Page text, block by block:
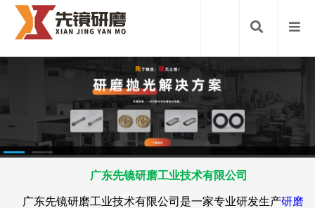
广东先镜研磨工业技术有限公司
广东先镜研磨工业技术有限公司是一家专业研发生产研磨